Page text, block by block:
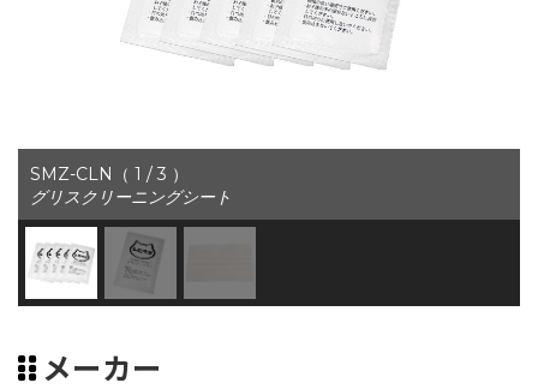
SMZ-CLN（ 1 / 3 ）
グリスクリーニングシート
メーカー